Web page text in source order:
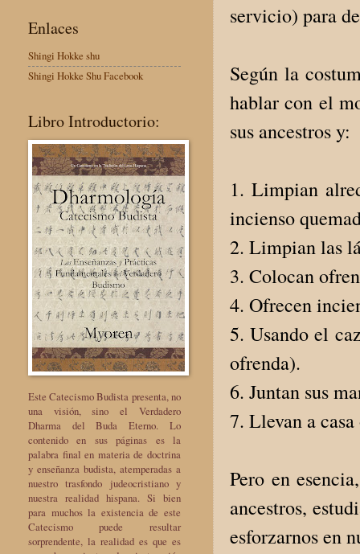
servicio) para
Según la
hablar con el
sus ancestros y:
1. Limpian
incienso
2. Limpian las
3. Colocan
4. Ofrecen
5. Usando el
ofrenda).
6. Juntan sus
7. Llevan a
Pero en
ancestros,
esforzarnos en
Enlaces
Shingi Hokke shu
Shingi Hokke Shu Facebook
Libro Introductorio:
Este Catecismo Budista presenta, no
una visión, sino el Verdadero
Dharma del Buda Eterno. Lo
contenido en sus páginas es la
palabra final en materia de doctrina
y enseñanza budista, atemperadas a
nuestro trasfondo judeocristiano y
nuestra realidad hispana. Si bien
para muchos la existencia de este
Catecismo puede resultar
sorprendente, la realidad es que es